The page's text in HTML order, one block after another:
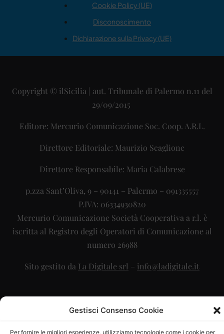
Gestisci Consenso Cookie
Per fornire le migliori esperienze, utilizziamo tecnologie come i cookie per
Cookie Policy (UE)
Disconoscimento
Dichiarazione sulla Privacy (UE)
Copyright © ilSicilia | aut. Tribunale di Palermo n.11 del
29/09/2015
Editore: Mercurio Comunicazione Soc. Coop. A.R.L.
Direttore Editoriale: Maurizio Scaglione
Direttore Responsabile: Maria Calabrese
p.zza Sant’Oliva, 9 – 90141 – Palermo – 091335557
P.IVA: 06334930820
Mercurio Comunicazione Società Cooperativa a r.l. è
iscritta al Registro degli Operatori di Comunicazione al
numero 26988
Sito gestito da La Digitale srl – info@ladigitale.it